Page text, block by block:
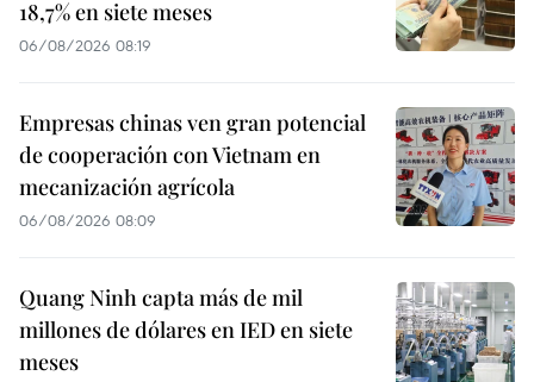
18,7% en siete meses
06/08/2026 08:19
Empresas chinas ven gran potencial
de cooperación con Vietnam en
mecanización agrícola
06/08/2026 08:09
Quang Ninh capta más de mil
millones de dólares en IED en siete
meses